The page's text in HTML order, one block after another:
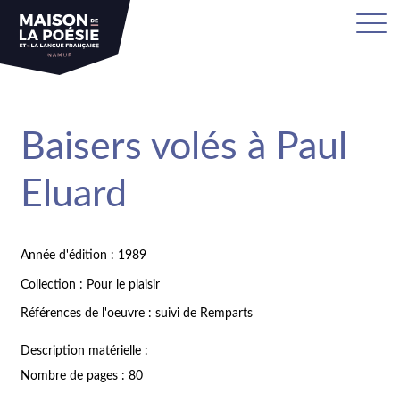
Baisers volés à Paul
Eluard
Année d'édition : 1989
Collection : Pour le plaisir
Références de l'oeuvre : suivi de Remparts
Description matérielle :
Nombre de pages : 80